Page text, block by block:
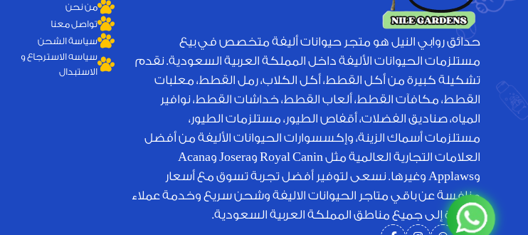
حدائق روابي النيل هو متجر حيوانات أليفة متخصص في بيع
مستلزمات الحيوانات الأليفة داخل المملكة العربية السعودية. نقدم
تشكيلة كبيرة من أكل القطط، أكل الكلاب، رمل القطط، معلبات
القطط، مكافآت القطط، ألعاب القطط، خداشات القطط، نوافير
المياه، صناديق الفضلات، أقفاص الطيور، مستلزمات الطيور،
مستلزمات أسماك الزينة، وإكسسوارات الحيوانات الأليفة من أفضل
العلامات التجارية العالمية مثل Royal Canin وJosera وAcana
وApplaws وغيرها. نسعى لتوفير أفضل تجربة تسوق مع أسعار
منافسة عن باقي متاجر الحيوانات الاليفة وشحن سريع وخدمة عملاء
متميزة إلى جميع مناطق المملكة العربية السعودية.
من نحن
تواصل معنا
سياسة الشحن
سياسه الاسترجاع و
الاستبدال